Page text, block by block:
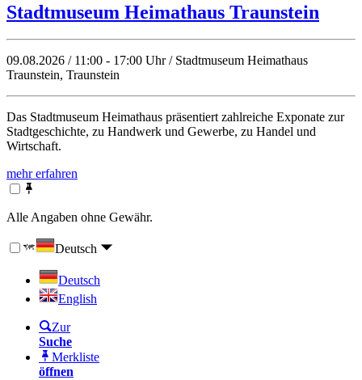
Stadtmuseum Heimathaus Traunstein
09.08.2026 / 11:00 - 17:00 Uhr / Stadtmuseum Heimathaus
Traunstein, Traunstein
Das Stadtmuseum Heimathaus präsentiert zahlreiche Exponate zur
Stadtgeschichte, zu Handwerk und Gewerbe, zu Handel und
Wirtschaft.
mehr erfahren
Alle Angaben ohne Gewähr.
Deutsch
Deutsch
English
Zur
Suche
Merkliste
öffnen